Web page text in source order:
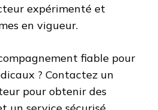
expérimenté et
en vigueur.
fiable pour
? Contactez un
pour obtenir des